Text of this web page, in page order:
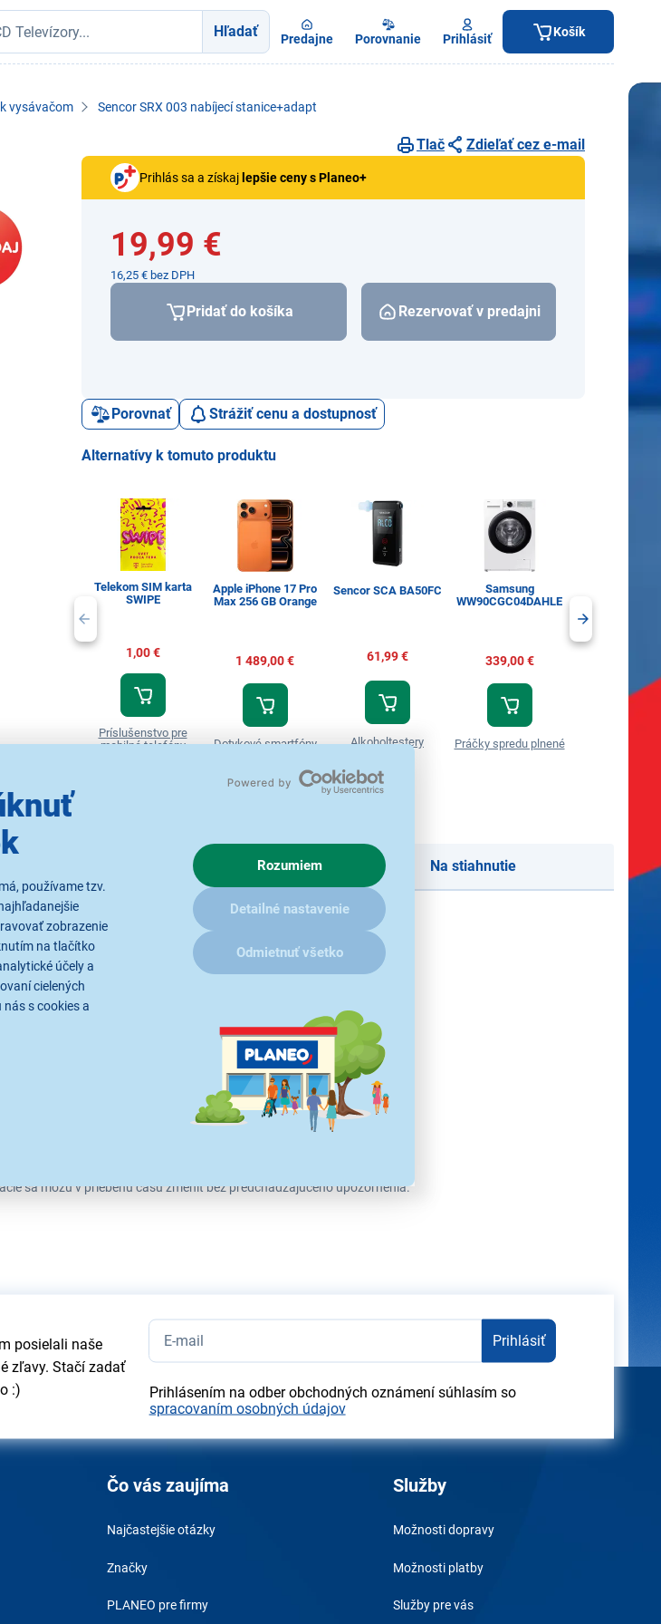
používame tzv.
zobrazenie
na tlačítko
účely a
cielených
nás s cookies a
Rozumiem
Detailné nastavenie
Odmietnuť všetko
Hľadať Predajne Porovnanie Prihlásiť Košík
vysávačom Sencor SRX 003 nabíjecí stanice+adapt
Tlač Zdieľať cez e-mail
Prihlás sa a získaj lepšie ceny s Planeo+
19,99 €
16,25 € bez DPH
Pridať do košíka Rezervovať v predajni
Porovnať Strážiť cenu a dostupnosť
Alternatívy k tomuto produktu
Telekom SIM karta
SWIPE
1,00 €
Príslušenstvo pre
mobilné telefóny
Apple iPhone 17 Pro
Max 256 GB Orange
1 489,00 €
Dotykové smartfóny
Sencor SCA BA50FC
61,99 €
Alkoholtestery
Samsung
WW90CGC04DAHLE
339,00 €
Práčky spredu plnené
Recenzie Na stiahnutie
značky Sencor SRV 2230TI
sa môžu v priebehu času zmeniť bez predchádzajúceho upozornenia.
posielali naše
zľavy. Stačí zadať
:)
Prihlásiť
Prihlásením na odber obchodných oznámení súhlasím so
spracovaním osobných údajov
Čo vás zaujíma
Najčastejšie otázky
Značky
PLANEO pre firmy
Služby
Možnosti dopravy
Možnosti platby
Služby pre vás